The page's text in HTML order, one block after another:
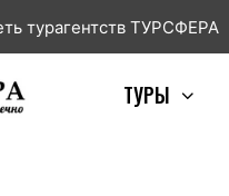
турагентств ТУРСФЕРА
ТУРЫ